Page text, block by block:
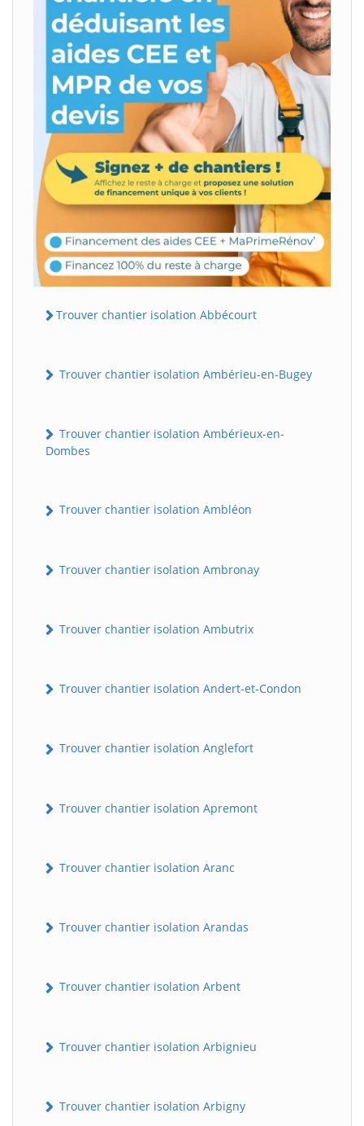
Trouver chantier isolation Abbécourt
Trouver chantier isolation Ambérieu-en-Bugey
Trouver chantier isolation Ambérieux-en-
Dombes
Trouver chantier isolation Ambléon
Trouver chantier isolation Ambronay
Trouver chantier isolation Ambutrix
Trouver chantier isolation Andert-et-Condon
Trouver chantier isolation Anglefort
Trouver chantier isolation Apremont
Trouver chantier isolation Aranc
Trouver chantier isolation Arandas
Trouver chantier isolation Arbent
Trouver chantier isolation Arbignieu
Trouver chantier isolation Arbigny